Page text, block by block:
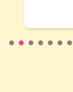
(dubbele